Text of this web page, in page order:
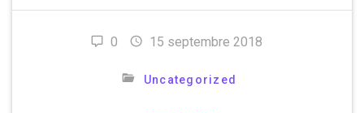
0 15 septembre 2018
Uncategorized